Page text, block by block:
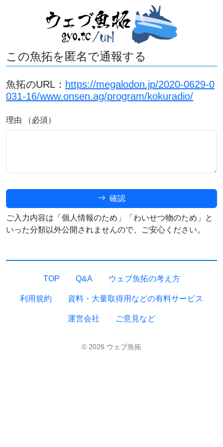
この魚拓を匿名で通報する
魚拓のURL： https://megalodon.jp/2020-0629-0
031-16/www.onsen.ag/program/kokuradio/
理由 （必須）
確認
ご入力内容は「個人情報のため」「わいせつ物のため」と
いった分類以外公開されませんので、ご安心ください。
TOP Q&A ウェブ魚拓の考え方
利用規約 資料・大量取得用などの有料サービス
運営会社 ご意見など
© 2026 ウェブ魚拓